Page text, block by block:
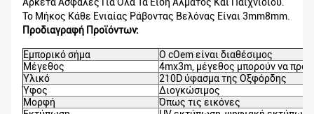
Αρκετά Ασφαλές Για Όλα Τα Είδη Άλματος Και Παιχνιδιού.
Το Μήκος Κάθε Ενιαίας Ράβοντας Βελόνας Είναι 3mm8mm.
Προδιαγραφή Προϊόντων:
Εμπορικό σήμα
Ο cOem είναι διαθέσιμος
Μέγεθος
4mx3m, μέγεθος μπορούν να
Υλικό
210D ύφασμα της Οξφόρδης
Ύφος
Διογκώσιμος
Μορφή
Όπως τις εικόνες